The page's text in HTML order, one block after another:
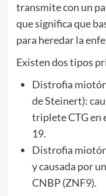
transmite con un
que significa que
para heredar la
Existen dos tipos
Distrofia
de Steinert):
triplete CTG en
19.
Distrofia
y causada por
CNBP (ZNF9).